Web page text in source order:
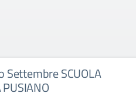
Settembre SCUOLA